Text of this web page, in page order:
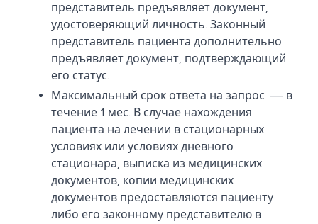
представитель предъявляет документ,
удостоверяющий личность. Законный
представитель пациента дополнительно
предъявляет документ, подтверждающий
его статус.
Максимальный срок ответа на запрос — в
течение 1 мес. В случае нахождения
пациента на лечении в стационарных
условиях или условиях дневного
стационара, выписка из медицинских
документов, копии медицинских
документов предоставляются пациенту
либо его законному представителю в